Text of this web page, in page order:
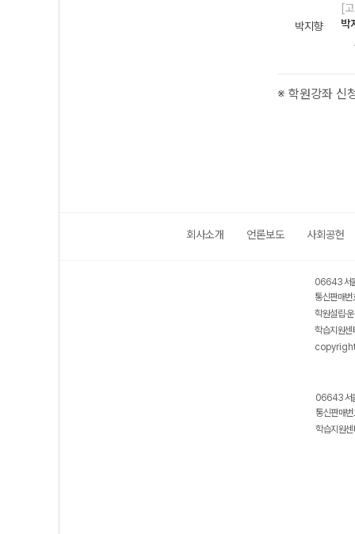
박지향
[
박
※ 학원강좌 신
회사소개 언론보도 사회공헌
06643 서
통신판매
학원설립·
학습지원
06643 서
통신판매
학습지원